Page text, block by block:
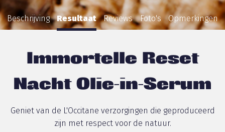
Beschrijving Resultaat Reviews Foto's Opmerkingen
Immortelle Reset
Nacht Olie-in-Serum
Geniet van de L'Occitane verzorgingen die geproduceerd
zijn met respect voor de natuur.